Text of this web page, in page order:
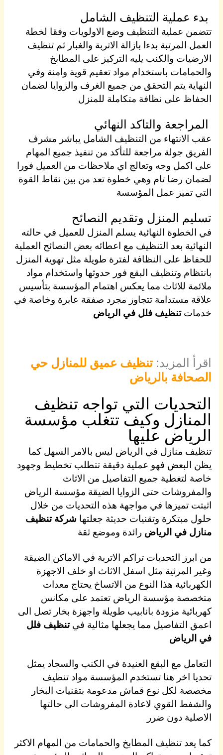
بدء عملية التنظيف الشامل
تتضمن عملية التنظيف وضع الاولويات وفقا لخطة
العمل المرتبة بدءا بازالة الاتربة والغبار ثم تنظيف
الارضيات والكنب يليه التركيز على المطابخ
والحمامات باستخدام مواد تعقيم قوية وامنة وفي
النهاية يتم التحقق من جميع الغرف والزوايا لضمان
الحفاظ على نظافة متكاملة للمنزل
المراجعة والتاكد النهائي
عقب الانتهاء من التنظيف الشامل يباشر مشرف
الفريق جولة مراجعة للتأكد من تنفيذ جميع المهام
على اكمل وجه وتعالج اي ملاحظات من العميل فورا
لضمان رضا تام وهي خطوة تعد من بين نقاط القوة
التي تميز عمل المؤسسة
تسليم المنزل وتقديم النصائح
في الخطوة النهائية يسلم المنزل للعميل في حالته
النهائية بعد التنظيف مع اعطائه بعض النصائح العملية
للحفاظ على النظافة لفترة طويلة مثل تهوية المنزل
بانتظام وتنظيف البقع فور حدوثها واستخدام مواد
ملائمة للاثاث مما يعكس اهتمام المؤسسة بتأسيس
علاقة مستدامة تتجاوز مجرد صفقة عابرة وخاصة في
خدماتتنظيف فلل في الرياض
اقرأ المزيد:تنظيف عميق للمنازل حي
الصحافة بالرياض
التحديات التي تواجه تنظيف
المنازل وكيف تتغلب مؤسسة
الرياض عليها
تنظيف منازل في الرياض ليس بالامر السهل كما
يظن البعض فهو عملية دقيقة تتطلب تخطيط وجهود
خاصة لتغطية جميع التفاصيل من الاثاث
والمفروشات حتى الزوايا الضيقة مؤسسة الرياض
اثبتت تميزها في مواجهة هذه التحديات من خلال
حلول مبتكرة وتقنيات حديثة جعلتهاشركة تنظيف
منازل في الرياض رائدة وموضع ثقة
من ابرز التحديات تراكم الاتربة في الاماكن الضيقة
وغير المرئية مثل اسفل الاثاث او خلف الاجهزة
الكهربائية هذا النوع من الاتساخ يحتاج معدات
متخصصة مؤسسة الرياض تعتمد على مكانس
كهربائية مزودة بانابيب طويلة واجهزة بخار تصل الى
اعمق التفاصيل مما يجعلها مثالية فيتنظيف فلل
في الرياض
التعامل مع البقع العنيدة في الكنب والسجاد يمثل
تحديا اخر هنا تستخدم المؤسسة مواد تنظيف
مخصصة لكل نوع قماش مدعومة بتقنيات البخار
والشفط القوي لاعادة المفروشات الى حالتها
الاصلية دون ضرر
كما يعد تنظيف المطابخ والحمامات من المهام الاكثر